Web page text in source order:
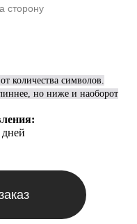
сторону
количества символов.
но ниже и наоборот
дней